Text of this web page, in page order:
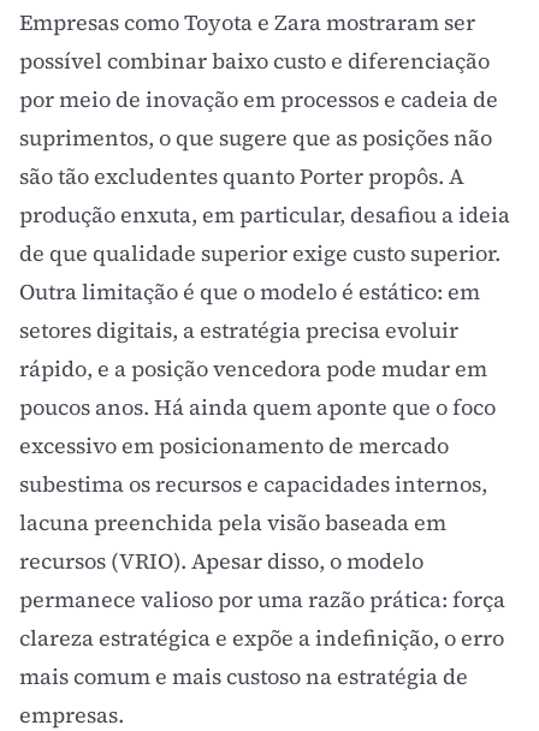
Empresas como Toyota e Zara mostraram ser
possível combinar baixo custo e diferenciação
por meio de inovação em processos e cadeia de
suprimentos, o que sugere que as posições não
são tão excludentes quanto Porter propôs. A
produção enxuta, em particular, desafiou a ideia
de que qualidade superior exige custo superior.
Outra limitação é que o modelo é estático: em
setores digitais, a estratégia precisa evoluir
rápido, e a posição vencedora pode mudar em
poucos anos. Há ainda quem aponte que o foco
excessivo em posicionamento de mercado
subestima os recursos e capacidades internos,
lacuna preenchida pelavisão baseada em
recursos (VRIO). Apesar disso, o modelo
permanece valioso por uma razão prática: força
clareza estratégica e expõe a indefinição, o erro
mais comum e mais custoso na estratégia de
empresas.